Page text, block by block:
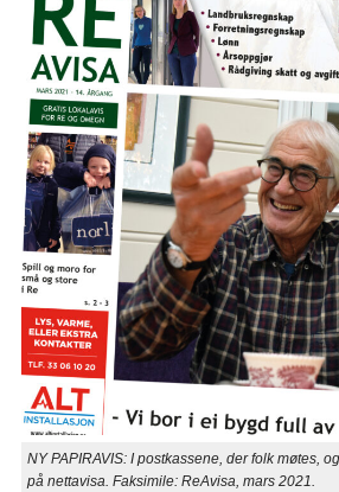
NY PAPIRAVIS: I postkassene, der folk møtes,
på nettavisa. Faksimile: ReAvisa, mars 2021.